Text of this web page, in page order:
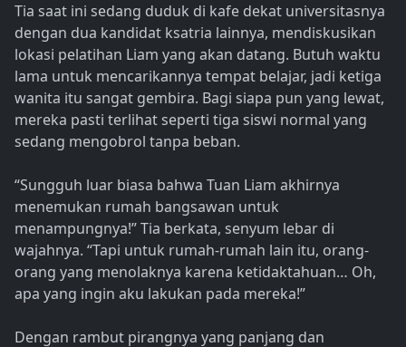
Tia saat ini sedang duduk di kafe dekat universitasnya
dengan dua kandidat ksatria lainnya, mendiskusikan
lokasi pelatihan Liam yang akan datang. Butuh waktu
lama untuk mencarikannya tempat belajar, jadi ketiga
wanita itu sangat gembira. Bagi siapa pun yang lewat,
mereka pasti terlihat seperti tiga siswi normal yang
sedang mengobrol tanpa beban.
“Sungguh luar biasa bahwa Tuan Liam akhirnya
menemukan rumah bangsawan untuk
menampungnya!” Tia berkata, senyum lebar di
wajahnya. “Tapi untuk rumah-rumah lain itu, orang-
orang yang menolaknya karena ketidaktahuan… Oh,
apa yang ingin aku lakukan pada mereka!”
Dengan rambut pirangnya yang panjang dan